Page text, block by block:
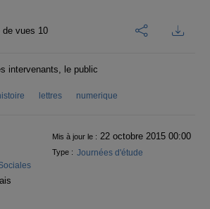
de vues 10
intervenants, le public
lettres numerique
Mis à jour le : 22 octobre 2015 00:00
Type : Journées d'étude